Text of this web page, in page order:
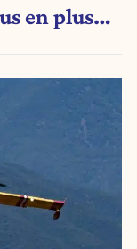
en plus